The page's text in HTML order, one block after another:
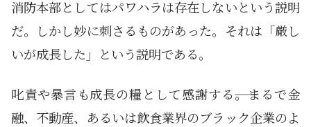
消防本部としてはパワハラは存在しないという説明
だ。しかし妙に刺さるものがあった。それは「厳し
いが成長した」という説明である。
叱責や暴言も成長の糧として感謝する――。まるで金
融、不動産、あるいは飲食業界のブラック企業のよ